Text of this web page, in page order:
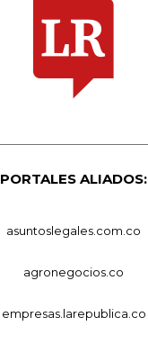
PORTALES ALIADOS:
asuntoslegales.com.co
agronegocios.co
empresas.larepublica.co